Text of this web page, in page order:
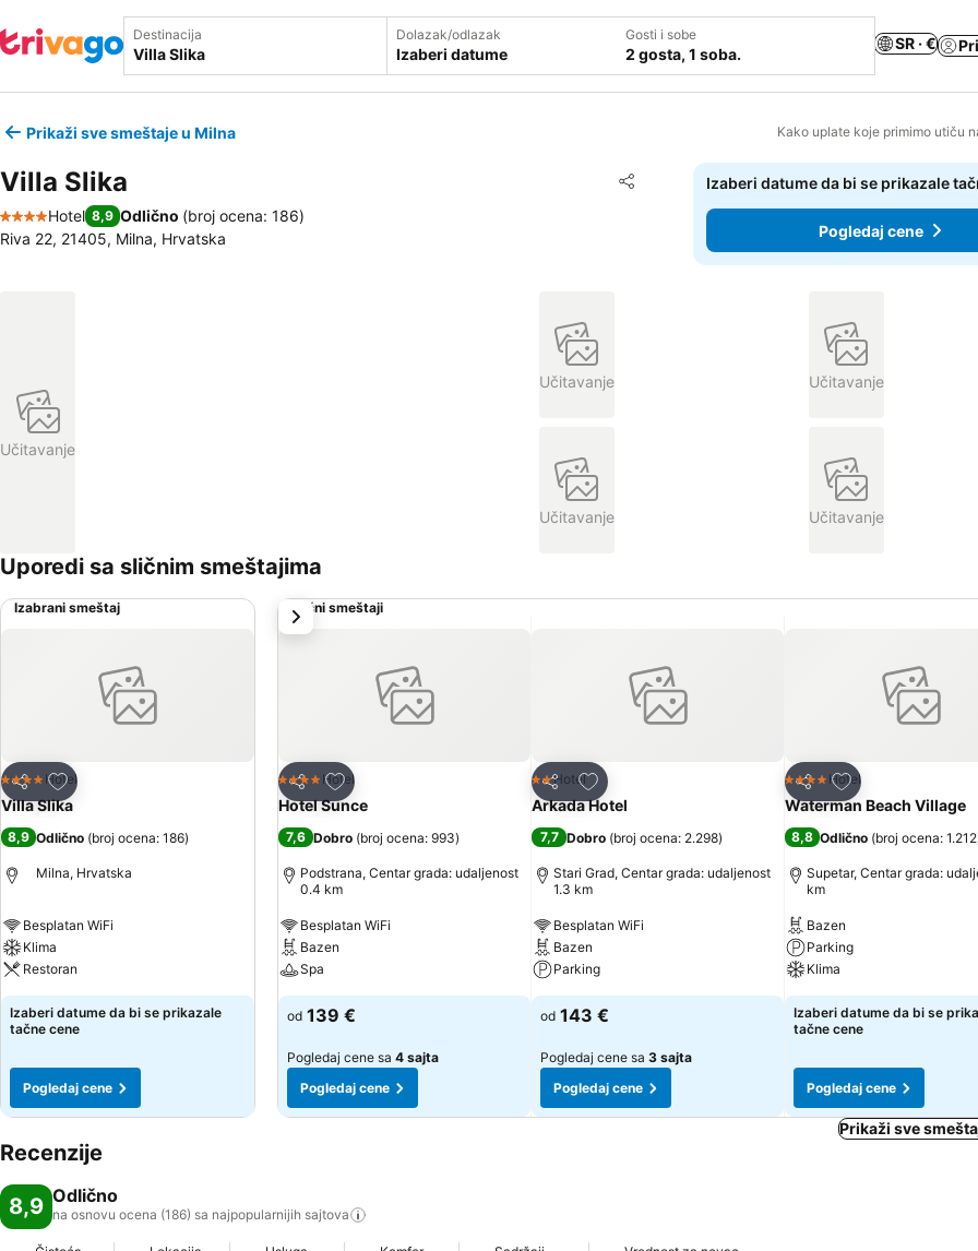
Destinacija Dolazak/odlazak
Izaberi datume
Gosti i sobe
2 gosta, 1 soba.
SR · €
Prikaži sve smeštaje u Milna Kako uplate koje primimo utiču
Villa Slika Deli
Dodati u favorite
4 Zvezdice
Hotel 8,9 Odlično (broj ocena: 186)
Riva 22, 21405, Milna, Hrvatska
Izaberi datume da bi se prikazale
Pogledaj cene
Učitavanje
Učitavanje Učitavanje
Učitavanje Učitavanje
Uporedi sa sličnim smeštajima
Izabrani smeštaj
Deli
Dodati u favorite
4 Zvezdice
Hotel
Villa Slika
8,9 Odlično (broj ocena: 186)
Milna, Hrvatska
Besplatan WiFi
Klima
Restoran
Izaberi datume da bi se prikazale
tačne cene
Pogledaj cene
Slični smeštaji
Deli
Dodati u favorite
4 Zvezdice
Hotel
Hotel Sunce
7,6 Dobro (broj ocena: 993)
Podstrana, Centar grada: udaljenost
0.4 km
Besplatan WiFi
Bazen
Spa
od 139 €
Pogledaj cene sa 4 sajta
Pogledaj cene
Deli
Dodati u favorite
2 Zvezdice
Hotel
Arkada Hotel
7,7 Dobro (broj ocena: 2.298)
Stari Grad, Centar grada: udaljenost
1.3 km
Besplatan WiFi
Bazen
Parking
od 143 €
Pogledaj cene sa 3 sajta
Pogledaj cene
Deli
Dodati u favorite
4 Zvezdice
Hotel
Waterman Beach Village
8,8 Odlično (broj ocena: 1.212
Supetar, Centar grada:
km
Bazen
Parking
Klima
Izaberi datume da bi se
tačne cene
Pogledaj cene
sledeće
Prikaži sve
Recenzije
8,9 Odlično
na osnovu ocena (186) sa najpopularnijih sajtova